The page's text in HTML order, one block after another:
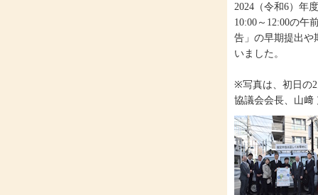
2024（令和6）年
10:00～12:00の午
告」の早期提出や
いました。
※写真は、初日の
協議会会長、山﨑